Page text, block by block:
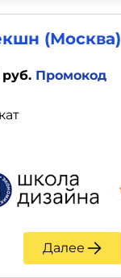
(Москва)
Промокод
Далее